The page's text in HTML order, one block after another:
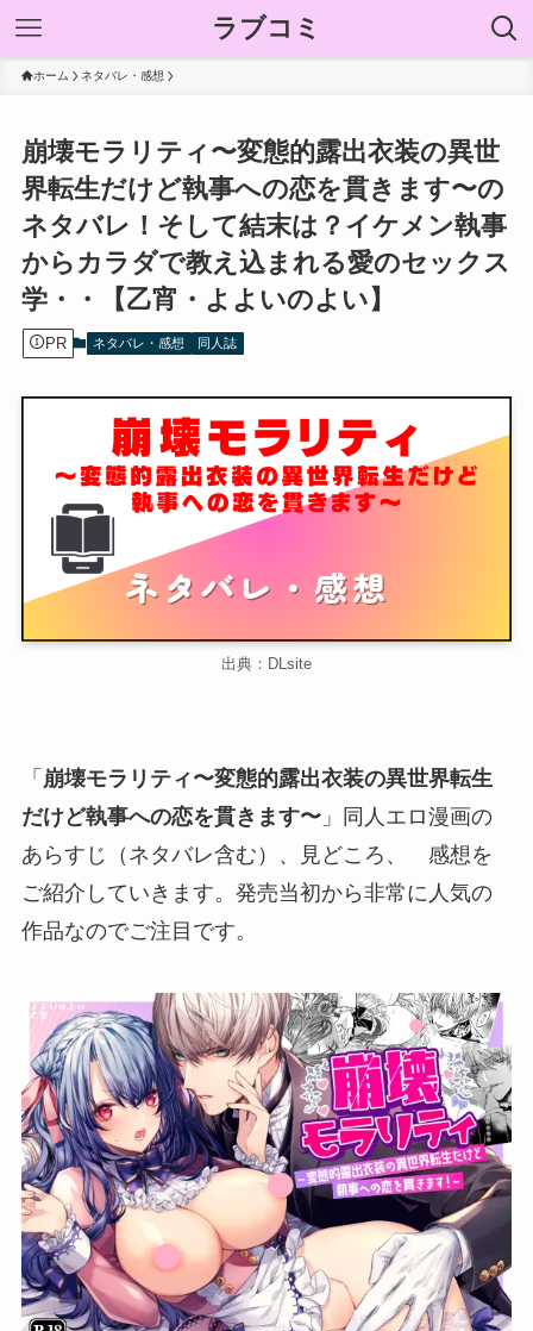
ラブコミ
ホーム ネタバレ・感想
崩壊モラリティ〜変態的露出衣装の異世
界転生だけど執事への恋を貫きます〜の
ネタバレ！そして結末は？イケメン執事
からカラダで教え込まれる愛のセックス
学・・【乙宵・よよいのよい】
PR ネタバレ・感想 同人誌
出典：DLsite
「 崩壊モラリティ〜変態的露出衣装の異世界転生
だけど執事への恋を貫きます〜」同人エロ漫画の
あらすじ（ネタバレ含む）、見どころ、 感想を
ご紹介していきます。発売当初から非常に人気の
作品なのでご注目です。